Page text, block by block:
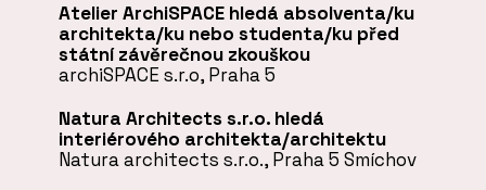
Atelier ArchiSPACE hledá absolventa/ku
architekta/ku nebo studenta/ku před
státní závěrečnou zkouškou
archiSPACE s.r.o, Praha 5
Natura Architects s.r.o. hledá
interiérového architekta/architektu
Natura architects s.r.o., Praha 5 Smíchov